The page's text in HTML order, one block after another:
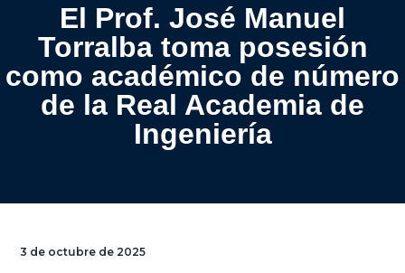
El Prof. José Manuel
Torralba toma posesión
como académico de número
de la Real Academia de
Ingeniería
3 de octubre de 2025